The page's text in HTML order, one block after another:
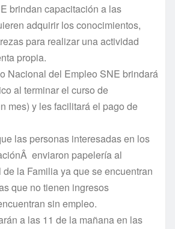
brindan capacitación a las
adquirir los conocimientos,
para realizar una actividad
propia.
Nacional del Empleo SNE brindará
al terminar el curso de
mes) y les facilitará el pago de
las personas interesadas en los
enviaron papelerí­a al
la Familia ya que se encuentran
que no tienen ingresos
sin empleo.
a las 11 de la mañana en las